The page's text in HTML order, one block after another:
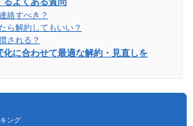
絡すべき？
ら解約してもいい？
される？
に合わせて最適な解約・見直しを
ング